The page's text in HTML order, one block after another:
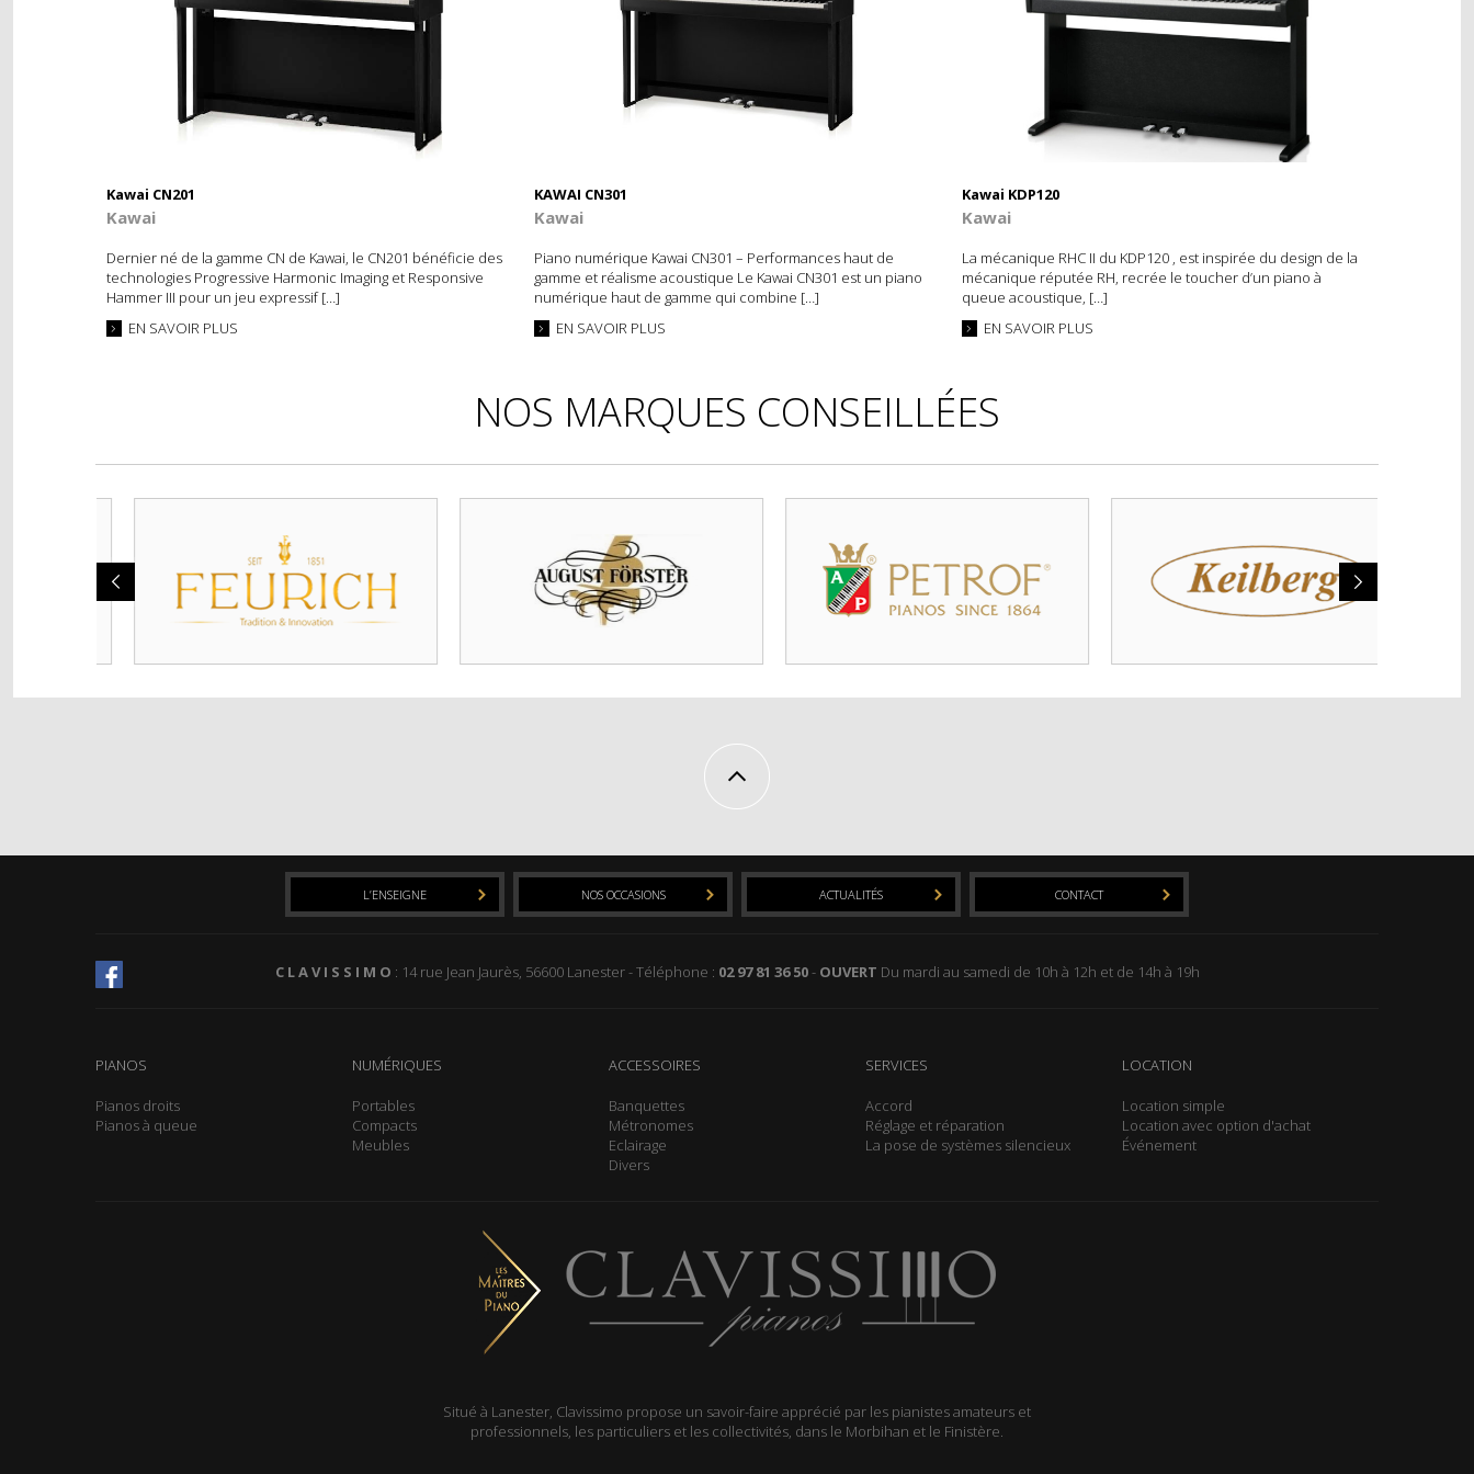
Kawai CN201
Kawai
Dernier né de la gamme CN de Kawai, le CN201 bénéficie des
technologies Progressive Harmonic Imaging et Responsive
Hammer III pour un jeu expressif […]
EN SAVOIR PLUS
KAWAI CN301
Kawai
Piano numérique Kawai CN301 – Performances haut de
gamme et réalisme acoustique Le Kawai CN301 est un piano
numérique haut de gamme qui combine […]
EN SAVOIR PLUS
Kawai KDP120
Kawai
La mécanique RHC II du KDP120 , est inspirée du design de la
mécanique réputée RH, recrée le toucher d’un piano à
queue acoustique, […]
EN SAVOIR PLUS
NOS MARQUES CONSEILLÉES
L’ENSEIGNE NOS OCCASIONS ACTUALITÉS CONTACT
C L A V I S S I M O : 14 rue Jean Jaurès, 56600 Lanester - Téléphone : 02 97 81 36 50- OUVERT Du mardi au samedi de 10h à 12h et de 14h à 19h
PIANOS
Pianos droits
Pianos à queue
NUMÉRIQUES
Portables
Compacts
Meubles
ACCESSOIRES
Banquettes
Métronomes
Eclairage
Divers
SERVICES
Accord
Réglage et réparation
La pose de systèmes silencieux
LOCATION
Location simple
Location avec option d'achat
Événement
Situé à Lanester, Clavissimo propose un savoir-faire apprécié par les pianistes amateurs et
professionnels, les particuliers et les collectivités, dans le Morbihan et le Finistère.